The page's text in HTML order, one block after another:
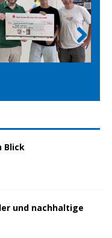
Nex
t
Blick
und nachhaltige